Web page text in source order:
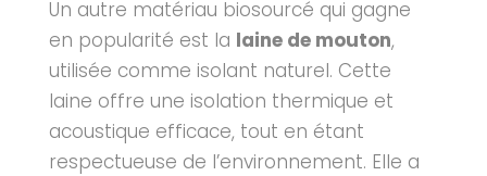
Un autre matériau biosourcé qui gagne
en popularité est la laine de mouton,
utilisée comme isolant naturel. Cette
laine offre une isolation thermique et
acoustique efficace, tout en étant
respectueuse de l’environnement. Elle a